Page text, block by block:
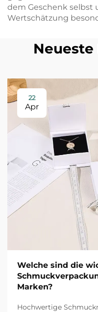
dem Geschenk selbst
Wertschätzung
22
Apr
Welche sind die
Marken?
Hochwertige